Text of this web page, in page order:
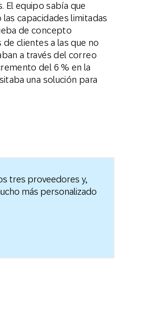
El equipo sabía que
capacidades limitadas
de concepto
clientes a las que no
a través del correo
del 6 % en la
una solución para
tres proveedores y,
más personalizado